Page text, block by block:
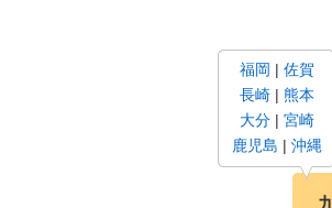
福岡
佐賀
長崎
熊本
大分
宮崎
鹿児島
沖縄